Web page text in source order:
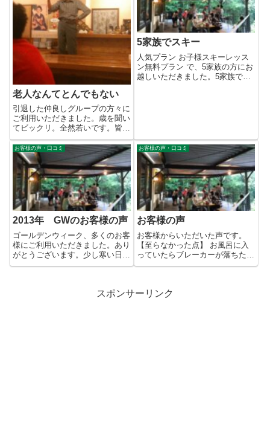
老人なんてとんでもない
引退した仲良しグループの方々に
ご利用いただきました。歳を聞い
てビックリ。全然若いです。皆さ
ん元気で、特に飲みっぷりがよ
か...
5家族でスキー
人気プラン お子様スキーレッス
ン無料プラン で、5家族の方にお
越しいただきました。5家族でチ
お客様の声・口コミ
2013年 GWのお客様の声
ゴールデンウィーク、多くのお客
様にご利用いただきました。あり
がとうございます。少し寒い日も
ありましたが、いい天気に恵ま
お客様の声・口コミ
お客様の声
お客様からいただいた声です。
【至らなかった点】 お風呂に入
っていたらブレーカーが落ちた。
原因は、ドライヤーとオイルヒー
スポンサーリンク